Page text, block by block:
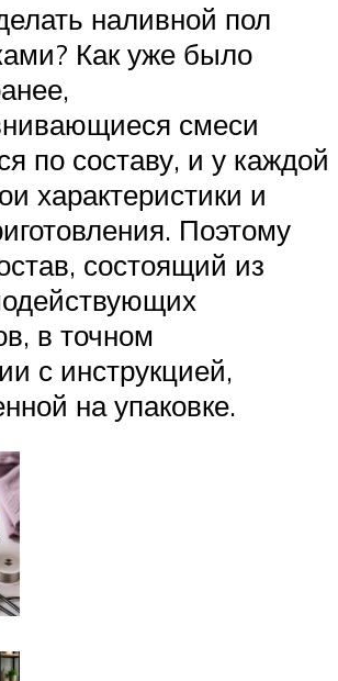
наливной пол
Как уже было
смеси
по составу, и у каждой
характеристики и
Поэтому
состоящий из
в точном
с инструкцией,
на упаковке.